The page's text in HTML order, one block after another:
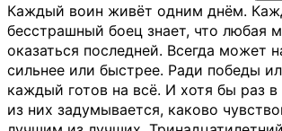
Каждый воин живёт одним днём.
бесстрашный боец знает, что любая
оказаться последней. Всегда может
сильнее или быстрее. Ради победы
каждый готов на всё. И хотя бы раз
из них задумывается, каково